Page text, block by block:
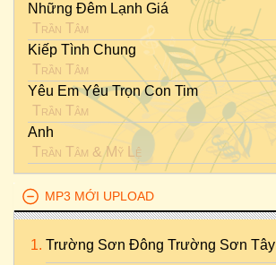
Những Đêm Lạnh Giá
Trần Tâm
Kiếp Tình Chung
Trần Tâm
Yêu Em Yêu Trọn Con Tim
Trần Tâm
Anh
Trần Tâm &Mỹ Lệ
MP3 MỚI UPLOAD
Trường Sơn Đông Trường Sơn Tây